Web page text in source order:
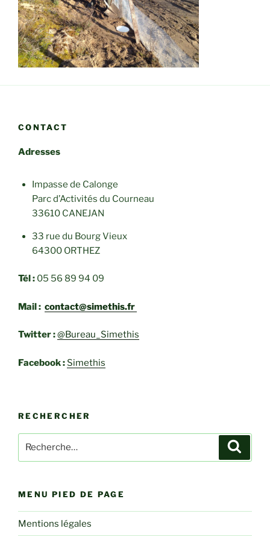
CONTACT
Adresses
Impasse de Calonge
Parc d’Activités du Courneau
33610 CANEJAN
33 rue du Bourg Vieux
64300 ORTHEZ
Tél : 05 56 89 94 09
Mail : contact@simethis.fr
Twitter :@Bureau_Simethis
Facebook : Simethis
RECHERCHER
pour
MENU PIED DE PAGE
Mentions légales